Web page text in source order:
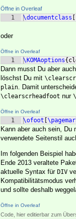
Öffne in Overleaf
1 \documentclass
oder
Öffne in Overleaf
1 \KOMAoptions{
Dann musst Du aber
löschst Du mit
plain. Damit
\clearscrheadfoot nur
Öffne in Overleaf
1 \ofoot
Kann aber auch sein, Du
verwendete Seitenstil
Im folgenden Beispiel
Ende 2013 veraltete
aktuelle Syntax für DIV
Kompatibilitätsmodus
und sollte deshalb
Öffne in Overleaf
Code, hier editierbar zum